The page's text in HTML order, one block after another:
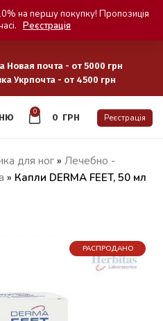
Новая почта - от 5000 грн
Укрпочта - от 4500 грн
0
0 ГРН Реєстрація
для ног » Лечебно -
» Капли DERMA FEET, 50 мл
РАСПРОДАНО
на першу покупку! Пропозиція
Реєстрація